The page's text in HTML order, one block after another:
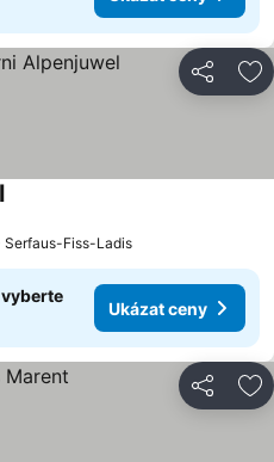
Sdílet
Serfaus-Fiss-Ladis
Ukázat ceny
Sdílet